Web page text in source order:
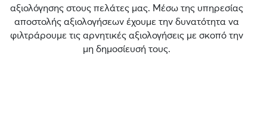
αξιολόγησης στους πελάτες μας. Μέσω της υπηρεσίας
αποστολής αξιολογήσεων έχουμε την δυνατότητα να
φιλτράρουμε τις αρνητικές αξιολογήσεις με σκοπό την
μη δημοσίευσή τους.